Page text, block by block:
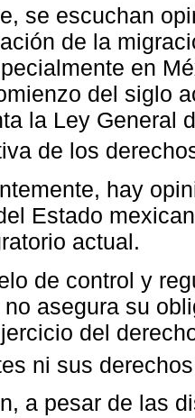
se escuchan
de la
en
del siglo
la Ley General
de los
hay
Estado
actual.
de control y
no asegura su
del
ni sus
a pesar de las